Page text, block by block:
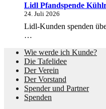
Lidl Pfandspende
24. Juli 2026
Lidl-Kunden spenden
…
Wie werde ich Kunde?
Die Tafelidee
Der Verein
Der Vorstand
Spender und Partner
Spenden